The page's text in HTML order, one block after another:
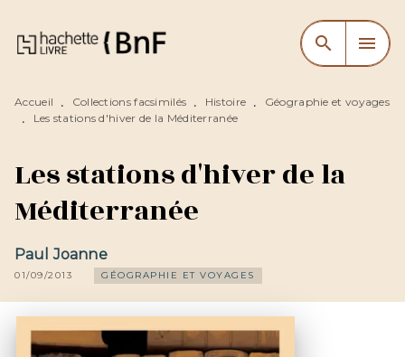
MENU RECHERCHE
CONTENU
search menu
Accueil • Collections facsimilés • Histoire •
Géographie et voyages
•
Les stations d'hiver de la Méditerranée
Les stations d'hiver de la
Méditerranée
Paul Joanne
01/09/2013 GÉOGRAPHIE ET VOYAGES